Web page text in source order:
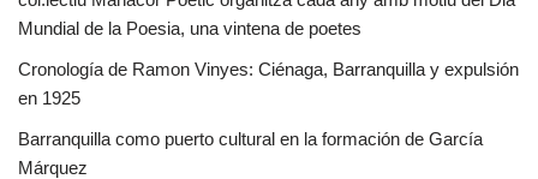
Mundial de la Poesia, una vintena de poetes
Cronología de Ramon Vinyes: Ciénaga, Barranquilla y expulsión
en 1925
Barranquilla como puerto cultural en la formación de García
Márquez